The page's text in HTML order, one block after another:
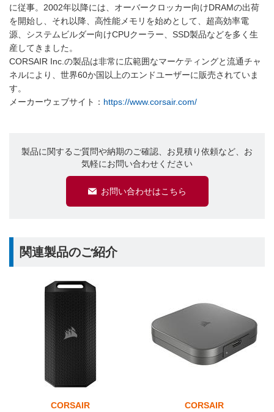
に従事。2002年以降には、オーバークロッカー向けDRAMの出荷
を開始し、それ以降、高性能メモリを始めとして、超高効率電
源、システムビルダー向けCPUクーラー、SSD製品などを多く生
産してきました。
CORSAIR Inc.の製品は非常に広範囲なマーケティングと流通チャ
ネルにより、世界60か国以上のエンドユーザーに販売されていま
す。
メーカーウェブサイト： https://www.corsair.com/
製品に関するご質問や納期のご確認、お見積り依頼など、お
気軽にお問い合わせください
お問い合わせはこちら
関連製品のご紹介
CORSAIR
CORSAIR